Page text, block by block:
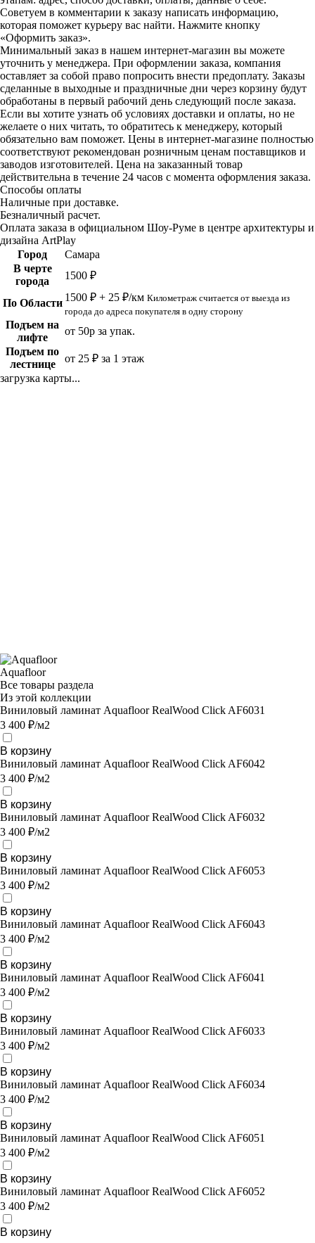
Советуем в комментарии к заказу написать информацию,
которая поможет курьеру вас найти. Нажмите кнопку
«Оформить заказ».
Минимальный заказ в нашем интернет-магазин вы можете
уточнить у менеджера. При оформлении заказа, компания
оставляет за собой право попросить внести предоплату. Заказы
сделанные в выходные и праздничные дни через корзину будут
обработаны в первый рабочий день следующий после заказа.
Если вы хотите узнать об условиях доставки и оплаты, но не
желаете о них читать, то обратитесь к менеджеру, который
обязательно вам поможет. Цены в интернет-магазине полностью
соответствуют рекомендован розничным ценам поставщиков и
заводов изготовителей. Цена на заказанный товар
действительна в течение 24 часов с момента оформления заказа.
Способы оплаты
Наличные при доставке.
Безналичный расчет.
Оплата заказа в официальном Шоу-Руме в центре архитектуры и
дизайна ArtPlay
Город
Самара
В черте
города
1500 ₽
По Области 1500 ₽ + 25 ₽/км Километраж считается от выезда из
города до адреса покупателя в одну сторону
Подъем на
лифте
от 50р за упак.
Подъем по
лестнице
от 25 ₽ за 1 этаж
загрузка карты...
Aquafloor
Все товары раздела
Из этой коллекции
Виниловый ламинат Aquafloor RealWood Click AF6031
3 400 ₽/м2
В корзину
Виниловый ламинат Aquafloor RealWood Click AF6042
3 400 ₽/м2
В корзину
Виниловый ламинат Aquafloor RealWood Click AF6032
3 400 ₽/м2
В корзину
Виниловый ламинат Aquafloor RealWood Click AF6053
3 400 ₽/м2
В корзину
Виниловый ламинат Aquafloor RealWood Click AF6043
3 400 ₽/м2
В корзину
Виниловый ламинат Aquafloor RealWood Click AF6041
3 400 ₽/м2
В корзину
Виниловый ламинат Aquafloor RealWood Click AF6033
3 400 ₽/м2
В корзину
Виниловый ламинат Aquafloor RealWood Click AF6034
3 400 ₽/м2
В корзину
Виниловый ламинат Aquafloor RealWood Click AF6051
3 400 ₽/м2
В корзину
Виниловый ламинат Aquafloor RealWood Click AF6052
3 400 ₽/м2
В корзину